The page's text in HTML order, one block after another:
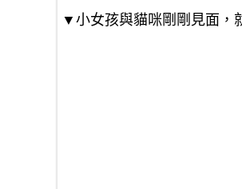
▼小女孩與貓咪剛剛見面，